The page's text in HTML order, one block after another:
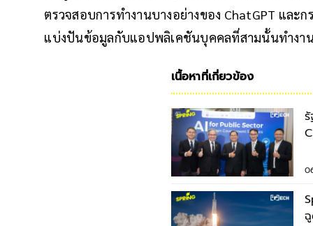
ตรวจสอบการทำงานบางอย่างของ ChatGPT และ
แบ่งปันข้อมูลกับแอปพลิเคชันบุคคลที่สามนั้นทำงาน
เนื้อหาที่เกี่ยวข้อง